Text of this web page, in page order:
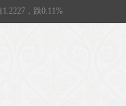
，跌0.11%